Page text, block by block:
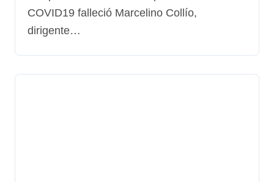
COVID19 falleció Marcelino Collío,
dirigente…